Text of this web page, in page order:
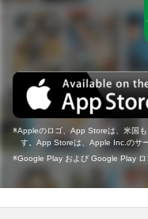
Appleのロゴ、App Storeは、米国
す。App Storeは、Apple Inc.のサ
Google Play および Google Play ロ